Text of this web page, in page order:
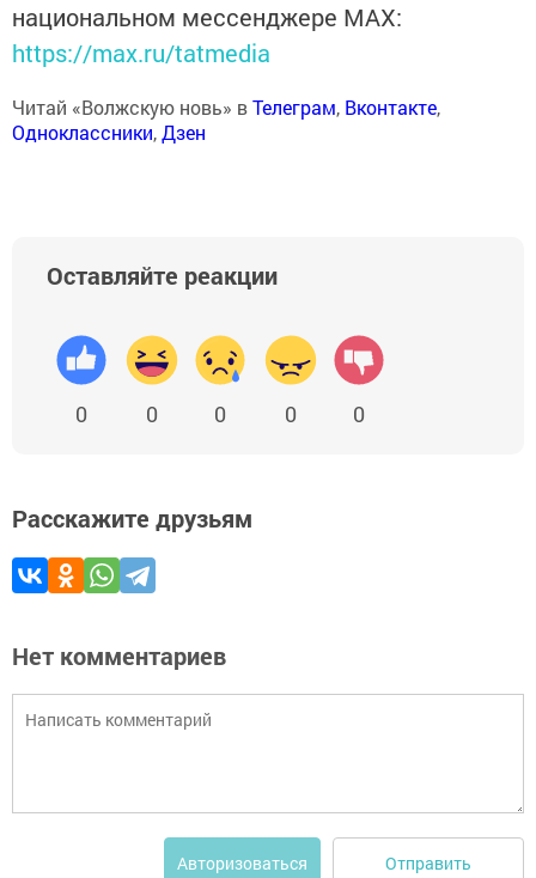
национальном мессенджере MАХ:
https://max.ru/tatmedia
Читай «Волжскую новь» вТелеграм, Вконтакте,
Одноклассники,Дзен
Оставляйте реакции
0 0 0 0 0
Расскажите друзьям
Нет комментариев
Авторизоваться Отправить